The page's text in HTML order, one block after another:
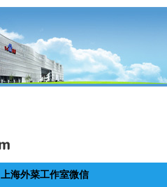
上海外菜工作室微信